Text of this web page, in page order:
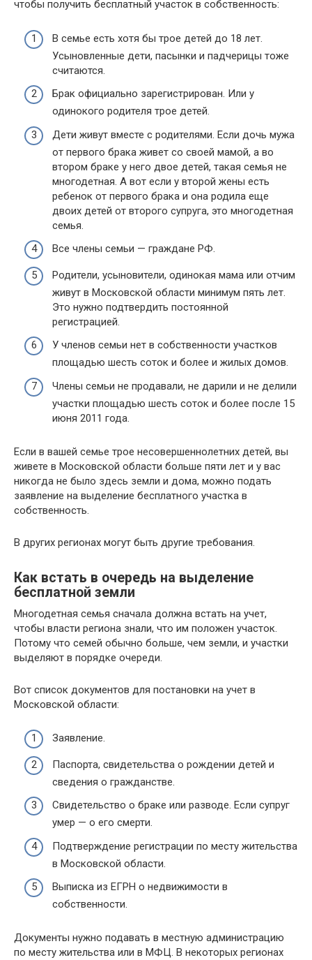
чтобы получить бесплатный участок в собственность:
В семье есть хотя бы трое детей до 18 лет.
Усыновленные дети, пасынки и падчерицы тоже
считаются.
Брак официально зарегистрирован. Или у
одинокого родителя трое детей.
Дети живут вместе с родителями. Если дочь мужа
от первого брака живет со своей мамой, а во
втором браке у него двое детей, такая семья не
многодетная. А вот если у второй жены есть
ребенок от первого брака и она родила еще
двоих детей от второго супруга, это многодетная
семья.
Все члены семьи — граждане РФ.
Родители, усыновители, одинокая мама или отчим
живут в Московской области минимум пять лет.
Это нужно подтвердить постоянной
регистрацией.
У членов семьи нет в собственности участков
площадью шесть соток и более и жилых домов.
Члены семьи не продавали, не дарили и не делили
участки площадью шесть соток и более после 15
июня 2011 года.
Если в вашей семье трое несовершеннолетних детей, вы
живете в Московской области больше пяти лет и у вас
никогда не было здесь земли и дома, можно подать
заявление на выделение бесплатного участка в
собственность.
В других регионах могут быть другие требования.
Как встать в очередь на выделение
бесплатной земли
Многодетная семья сначала должна встать на учет,
чтобы власти региона знали, что им положен участок.
Потому что семей обычно больше, чем земли, и участки
выделяют в порядке очереди.
Вот список документов для постановки на учет в
Московской области:
Заявление.
Паспорта, свидетельства о рождении детей и
сведения о гражданстве.
Свидетельство о браке или разводе. Если супруг
умер — о его смерти.
Подтверждение регистрации по месту жительства
в Московской области.
Выписка из ЕГРН о недвижимости в
собственности.
Документы нужно подавать в местную администрацию
по месту жительства или в МФЦ. В некоторых регионах